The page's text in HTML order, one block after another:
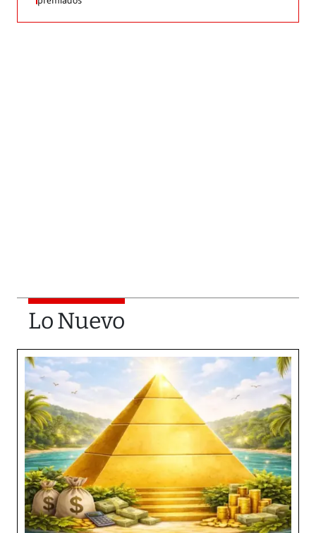
Lo Nuevo